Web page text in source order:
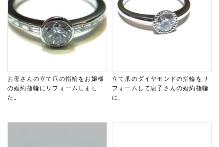
お母さんの立て爪の指輪をお嬢様
の婚約指輪にリフォームしまし
た。
立て爪のダイヤモンドの指輪をリ
フォームして息子さんの婚約指輪
に。